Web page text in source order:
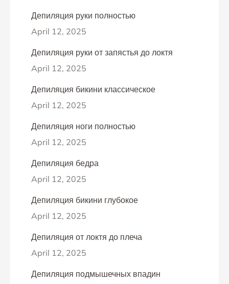
Депиляция руки полностью
April 12, 2025
Депиляция руки от запястья до локтя
April 12, 2025
Депиляция бикини классическое
April 12, 2025
Депиляция ноги полностью
April 12, 2025
Депиляция бедра
April 12, 2025
Депиляция бикини глубокое
April 12, 2025
Депиляция от локтя до плеча
April 12, 2025
Депиляция подмышечных впадин